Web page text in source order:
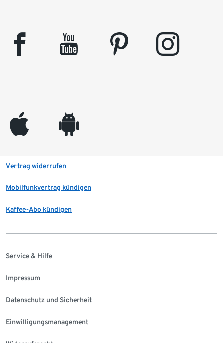
facebook youtube pinterest instagram
appleinc android
Vertrag widerrufen
Mobilfunkvertrag kündigen
Kaffee-Abo kündigen
Service & Hilfe
Impressum
Datenschutz und Sicherheit
Einwilligungsmanagement